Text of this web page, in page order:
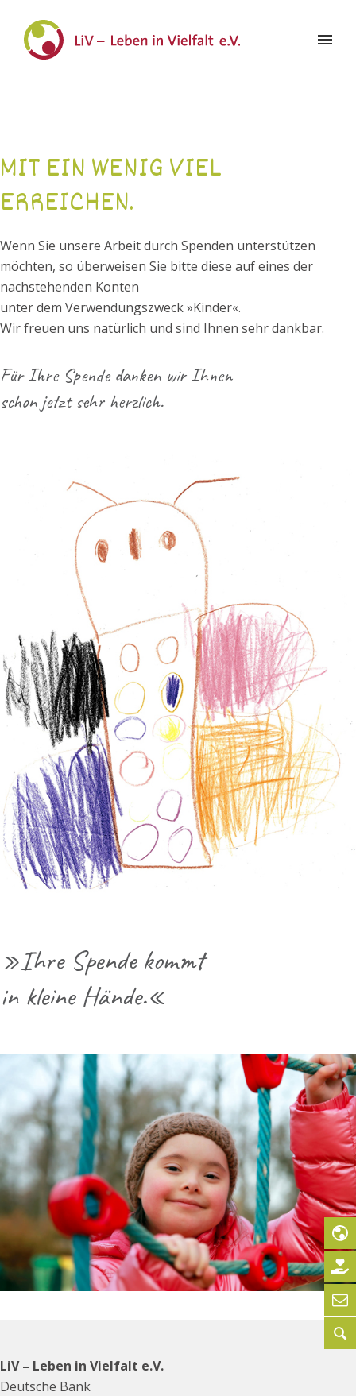
MIT EIN WENIG VIEL
ERREICHEN.
Wenn Sie unsere Arbeit durch Spenden unterstützen
möchten, so überweisen Sie bitte diese auf eines der
nachstehenden Konten
unter dem Verwendungszweck »Kinder«.
Wir freuen uns natürlich und sind Ihnen sehr dankbar.
Für Ihre Spende danken wir Ihnen
schon jetzt sehr herzlich.
»Ihre Spende kommt
in kleine Hände.«
LiV – Leben in Vielfalt e.V.
Deutsche Bank